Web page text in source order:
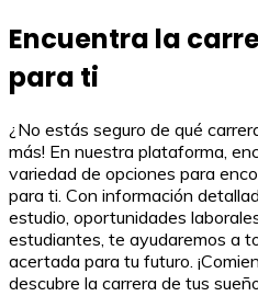
Encuentra la
para ti
¿No estás seguro de qué
más! En nuestra plataforma,
variedad de opciones para
para ti. Con información
estudio, oportunidades
estudiantes, te ayudaremos a
acertada para tu futuro.
descubre la carrera de tus